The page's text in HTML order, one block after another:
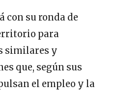
con su ronda de
para
similares y
que, según sus
el empleo y la